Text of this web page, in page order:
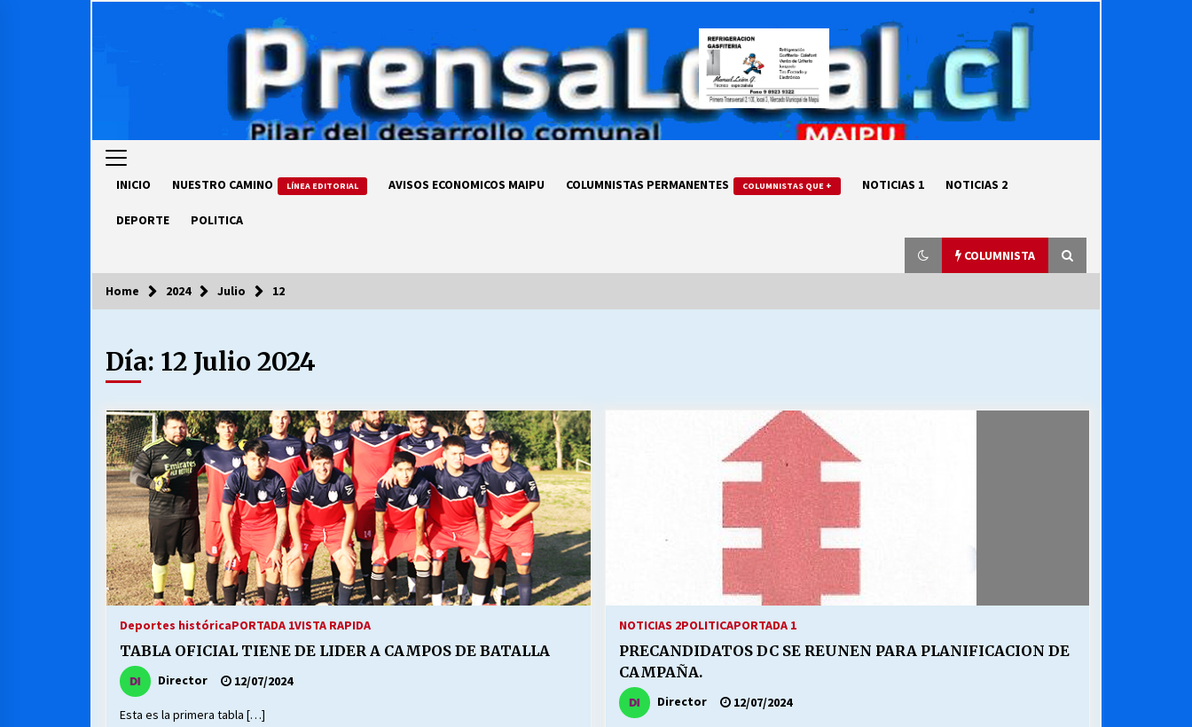
INICIO NUESTRO CAMINO LÍNEA EDITORIAL AVISOS ECONOMICOS MAIPU COLUMNISTAS PERMANENTES COLUMNISTAS QUE + NOTICIAS 1 NOTICIAS 2
DEPORTE POLITICA
COLUMNISTA
COLUMNISTA
Ya se ordenaron las cuentas de
luz… ¿Y cuándo van a bajar?
MUNICIPALIDAD, TRABAJADORES,
CLIMA LABORAL:
13/07/2026
Escuela hospitalaria El Carmen de
Maipu.
25/06/2026
VOLVER A SER ALTERNATIVA
16/06/2026
MUNICIPALIDADES, HONORARIOS,
DESPIDOS
28/05/2026
S.O.S. a los ricos, Save Our Souls
30/04/2026
¿Asesores con doble sueldo?
Home 2024 Julio 12
Día: 12 Julio 2024
Deportes históricaPORTADA 1VISTA RAPIDA
TABLA OFICIAL TIENE DE LIDER A CAMPOS DE BATALLA
Director 12/07/2024
Esta es la primera tabla […]
NOTICIAS 2POLITICAPORTADA 1
PRECANDIDATOS DC SE REUNEN PARA PLANIFICACION DE
CAMPAÑA.
Director 12/07/2024